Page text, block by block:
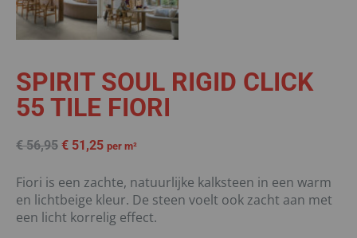
SPIRIT SOUL RIGID CLICK
55 TILE FIORI
€56,95 € 51,25 per m²
Fiori is een zachte, natuurlijke kalksteen in een warm
en lichtbeige kleur. De steen voelt ook zacht aan met
een licht korrelig effect.